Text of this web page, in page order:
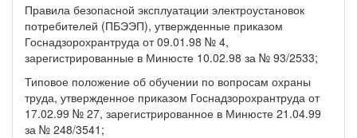
Правила безопасной эксплуатации электроустановок
потребителей (ПБЭЭП), утвержденные приказом
Госнадзорохрантруда от 09.01.98 № 4,
зарегистрированные в Минюсте 10.02.98 за № 93/2533;
Типовое положение об обучении по вопросам охраны
труда, утвержденное приказом Госнадзорохрантруда от
17.02.99 № 27, зарегистрированное в Минюсте 21.04.99
за № 248/3541;